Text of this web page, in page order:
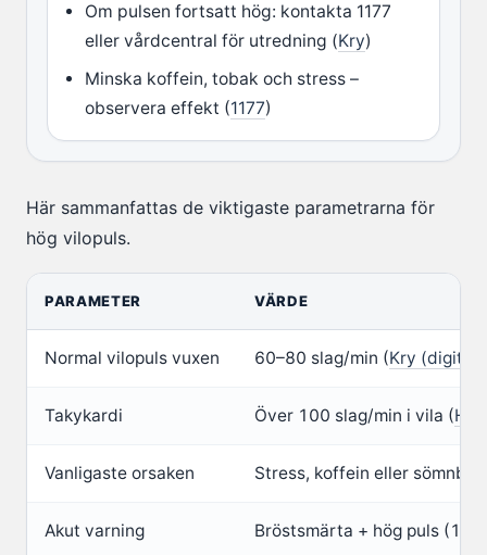
Om pulsen fortsatt hög: kontakta 1177
eller vårdcentral för utredning (Kry)
Minska koffein, tobak och stress –
observera effekt (1177)
Här sammanfattas de viktigaste parametrarna för
hög vilopuls.
PARAMETER VÄRDE
Normal vilopuls vuxen 60–80 slag/min (Kry (digital
Takykardi Över 100 slag/min i vila (
Vanligaste orsaken Stress, koffein eller
Akut varning Bröstsmärta + hög puls